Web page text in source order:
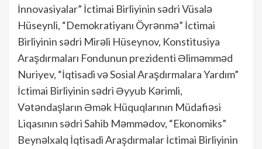
İnnovasiyalar” İctimai Birliyinin sədri Vüsalə
Hüseynli, “Demokratiyanı Öyrənmə” İctimai
Birliyinin sədri Mirəli Hüseynov, Konstitusiya
Araşdırmaları Fondunun prezidenti Əliməmməd
Nuriyev, “İqtisadi və Sosial Araşdırmalara Yardım”
İctimai Birliyinin sədri Əyyub Kərimli,
Vətəndaşların Əmək Hüquqlarının Müdafiəsi
Liqasının sədri Sahib Məmmədov, “Ekonomiks”
Beynəlxalq İqtisadi Araşdırmalar İctimai Birliyinin